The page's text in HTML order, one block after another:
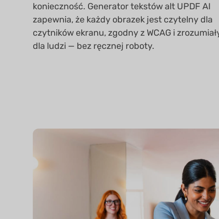
konieczność. Generator tekstów alt UPDF AI
zapewnia, że każdy obrazek jest czytelny dla
czytników ekranu, zgodny z WCAG i
dla ludzi — bez ręcznej roboty.